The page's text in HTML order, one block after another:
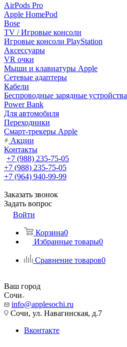
AirPods Pro
Apple HomePod
Bose
TV / Игровые консоли
Игровые консоли PlayStation
Аксессуары
VR очки
Мыши и клавиатуры Apple
Сетевые адаптеры
Кабели
Беспроводные зарядные устройства
Power Bank
Для автомобиля
Переходники
Смарт-трекеры Apple
Акции
Контакты
+7 (988) 235-75-05
+7 (988) 235-75-05
+7 (964) 940-99-99
Заказать звонок
Задать вопрос
Войти
Корзина0
Избранные товары0
Сравнение товаров0
Ваш город
Сочи
info@applesochi.ru
Сочи, ул. Навагинская, д.7
Вконтакте